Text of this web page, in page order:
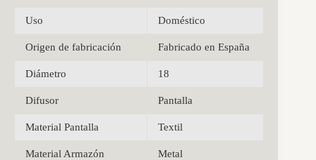
Uso Doméstico
Origen de fabricación Fabricado en España
Diámetro 18
Difusor Pantalla
Material Pantalla Textil
Material Armazón Metal